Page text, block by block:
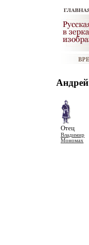
Андрей
Отец
Владимир
Мономах